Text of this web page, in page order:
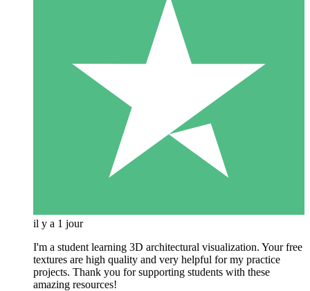
il y a 1 jour
I'm a student learning 3D architectural visualization. Your free
textures are high quality and very helpful for my practice
projects. Thank you for supporting students with these
amazing resources!